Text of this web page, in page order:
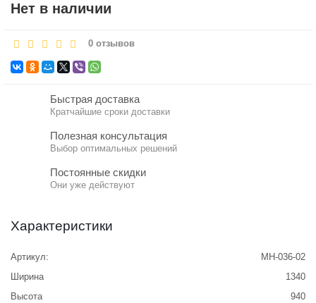
Нет в наличии
0 отзывов
Быстрая доставка
Кратчайшие сроки доставки
Полезная консультация
Выбор оптимальных решений
Постоянные скидки
Они уже действуют
Характеристики
Артикул:
МН-036-02
Ширина
1340
Высота
940